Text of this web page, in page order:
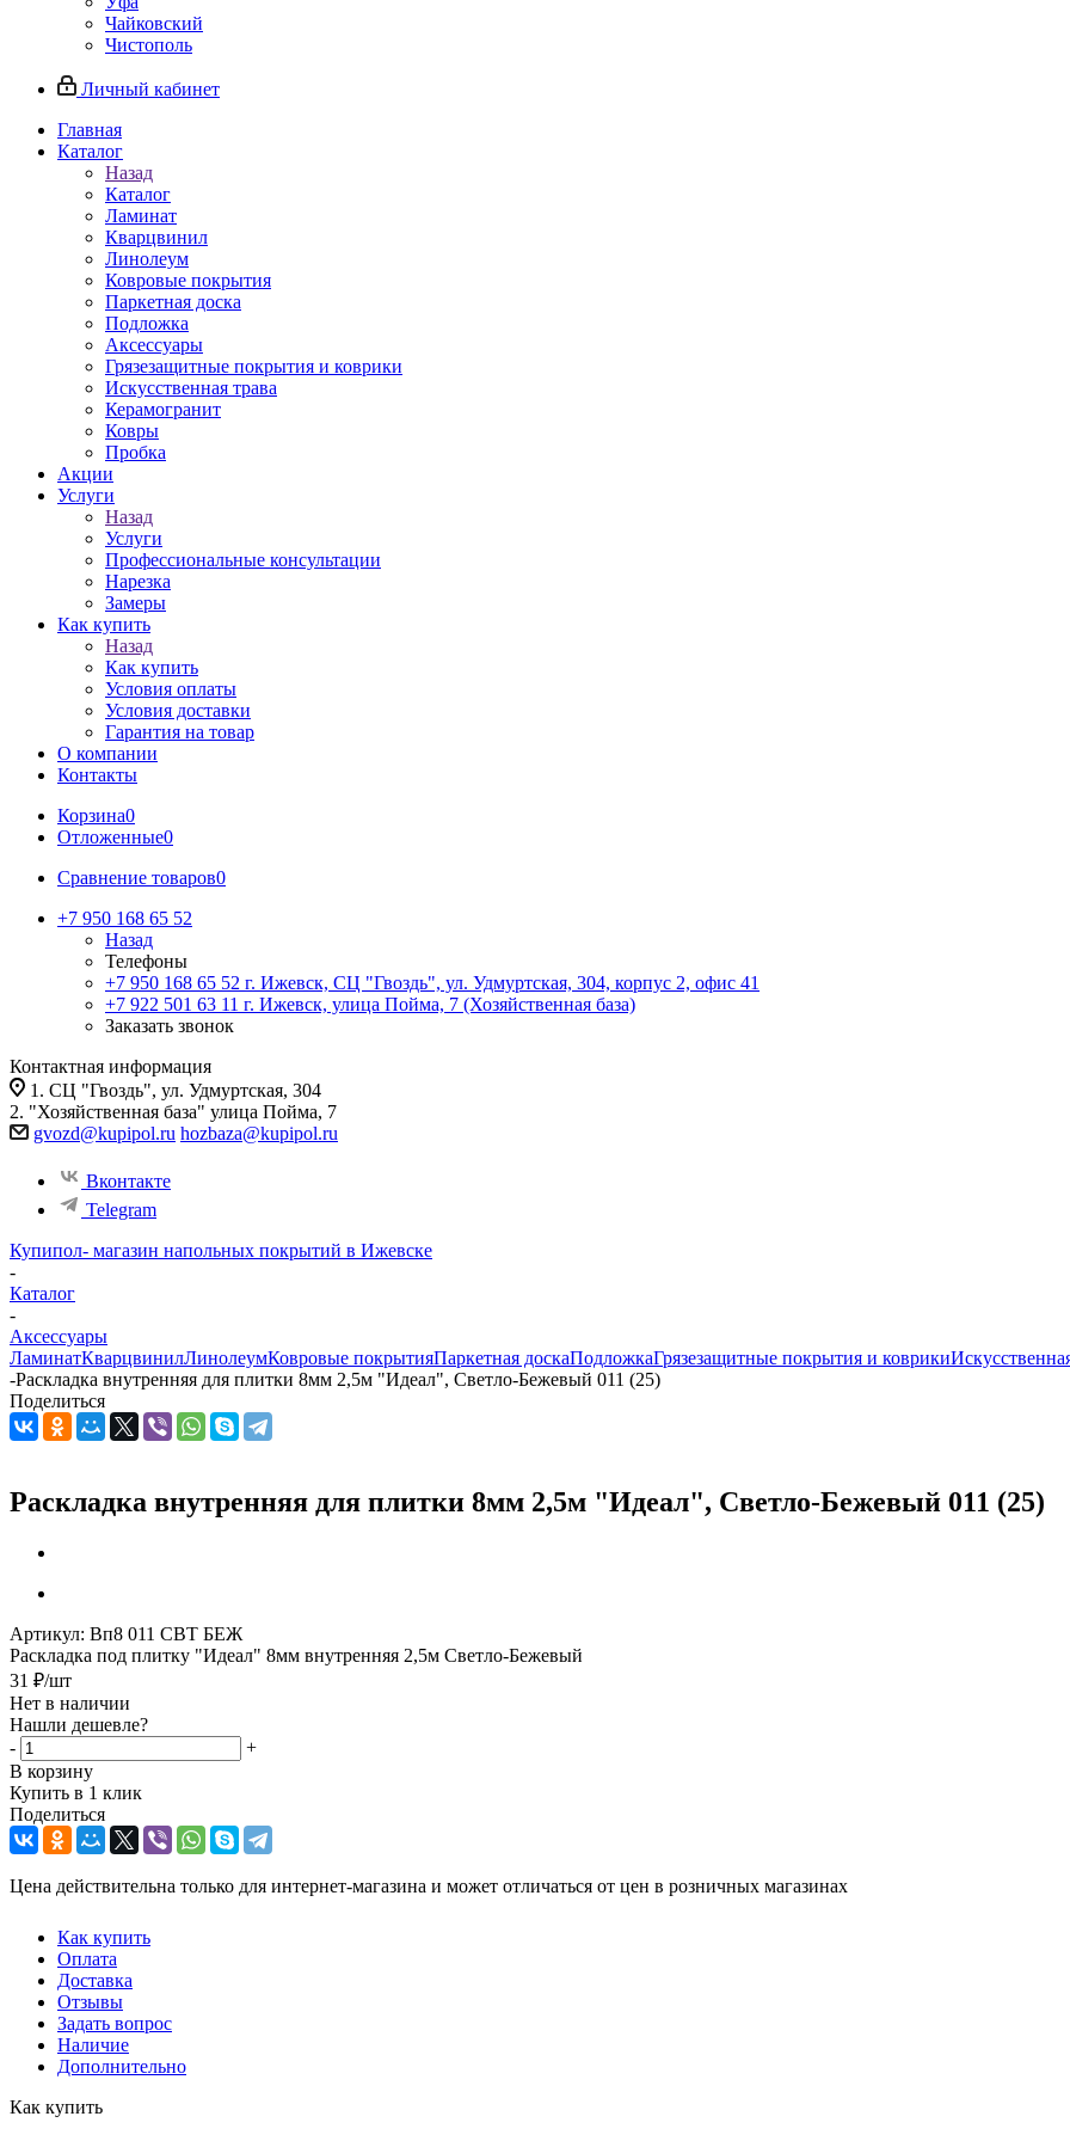
Чайковский
Чистополь
Личный кабинет
Главная
Каталог
Назад
Каталог
Ламинат
Кварцвинил
Линолеум
Ковровые покрытия
Паркетная доска
Подложка
Аксессуары
Грязезащитные покрытия и коврики
Искусственная трава
Керамогранит
Ковры
Пробка
Акции
Услуги
Назад
Услуги
Профессиональные консультации
Нарезка
Замеры
Как купить
Назад
Как купить
Условия оплаты
Условия доставки
Гарантия на товар
О компании
Контакты
Корзина0
Отложенные0
Сравнение товаров0
+7 950 168 65 52
Назад
Телефоны
+7 950 168 65 52 г. Ижевск, СЦ "Гвоздь", ул. Удмуртская, 304, корпус 2, офис 41
+7 922 501 63 11 г. Ижевск, улица Пойма, 7 (Хозяйственная база)
Заказать звонок
Контактная информация
1. СЦ "Гвоздь", ул. Удмуртская, 304
2. "Хозяйственная база" улица Пойма, 7
gvozd@kupipol.ru hozbaza@kupipol.ru
Вконтакте
Telegram
Купипол- магазин напольных покрытий в Ижевске
-
Каталог
-
Аксессуары
ЛаминатКварцвинилЛинолеумКовровые покрытияПаркетная доскаПодложкаГрязезащитные покрытия и коврики
-Раскладка внутренняя для плитки 8мм 2,5м "Идеал", Светло-Бежевый 011 (25)
Поделиться
Раскладка внутренняя для плитки 8мм 2,5м "Идеал", Светло-Бежевый 011 (25)
Артикул: Вп8 011 СВТ БЕЖ
Раскладка под плитку "Идеал" 8мм внутренняя 2,5м Светло-Бежевый
31 ₽/шт
Нет в наличии
Нашли дешевле?
-
+
В корзину
Купить в 1 клик
Поделиться
Цена действительна только для интернет-магазина и может отличаться от цен в розничных магазинах
Как купить
Оплата
Доставка
Отзывы
Задать вопрос
Наличие
Дополнительно
Как купить